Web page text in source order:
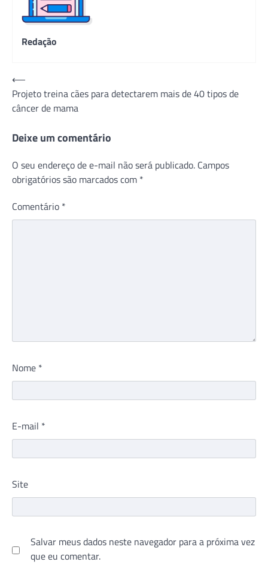
Redação
Navegação
de
Post
⟵
Projeto treina cães para detectarem mais de 40 tipos de
câncer de mama
Deixe um comentário
O seu endereço de e-mail não será publicado. Campos
obrigatórios são marcados com *
Comentário *
Nome *
E-mail *
Site
Salvar meus dados neste navegador para a próxima vez
que eu comentar.